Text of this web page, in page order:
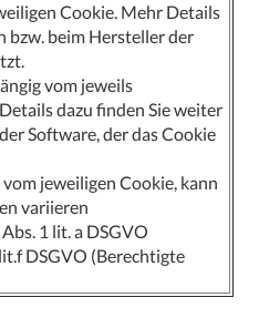
Cookie. Mehr Details
bzw. beim Hersteller der
vom jeweils
dazu finden Sie weiter
Software, der das Cookie
jeweiligen Cookie, kann
variieren
1 lit. a DSGVO
DSGVO (Berechtigte